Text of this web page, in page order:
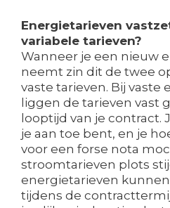
Energietarieven
variabele tarieven?
Wanneer je een nieuw
neemt zin dit de twee
vaste tarieven. Bij vaste
liggen de tarieven vast
looptijd van je contract.
je aan toe bent, en je
voor een forse nota
stroomtarieven plots
energietarieven
tijdens de